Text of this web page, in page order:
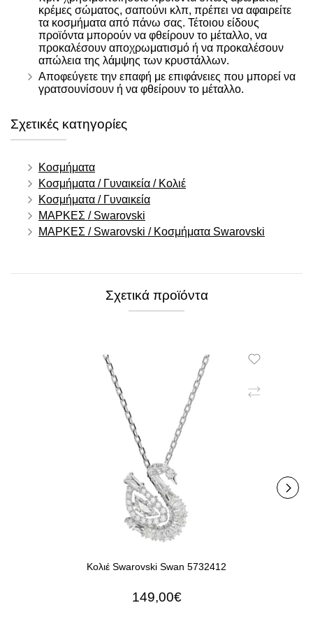
κρέμες σώματος, σαπούνι κλπ, πρέπει να αφαιρείτε
τα κοσμήματα από πάνω σας. Τέτοιου είδους
προϊόντα μπορούν να φθείρουν το μέταλλο, να
προκαλέσουν αποχρωματισμό ή να προκαλέσουν
απώλεια της λάμψης των κρυστάλλων.
Αποφεύγετε την επαφή με επιφάνειες που μπορεί να
γρατσουνίσουν ή να φθείρουν το μέταλλο.
Σχετικές κατηγορίες
Κοσμήματα
Κοσμήματα / Γυναικεία / Κολιέ
Κοσμήματα / Γυναικεία
ΜΑΡΚΕΣ / Swarovski
ΜΑΡΚΕΣ / Swarovski / Κοσμήματα Swarovski
Σχετικά προϊόντα
Κολιέ Swarovski Swan 5732412
149,00€